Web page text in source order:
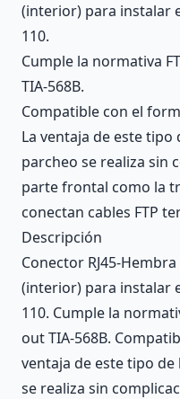
(interior) para instalar
110.
Cumple la normativa
TIA-568B.
Compatible con el
La ventaja de este tipo
parcheo se realiza sin
parte frontal como la
conectan cables FTP
Descripción
Conector RJ45-
(interior) para instalar
110. Cumple la
out TIA-568B.
ventaja de este tipo
se realiza sin